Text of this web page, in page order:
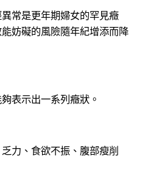
常是更年期婦女的罕見癥
妨礙的風險隨年紀增添而降
表示出一系列癥狀。
力、食欲不振、腹部瘦削